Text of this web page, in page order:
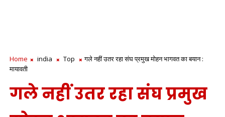
Home india Top
गले नहीं उतर रहा संघ प्रमुख मोहन भागवत का बयान :
मायावती
गले नहीं उतर रहा संघ प्रमुख